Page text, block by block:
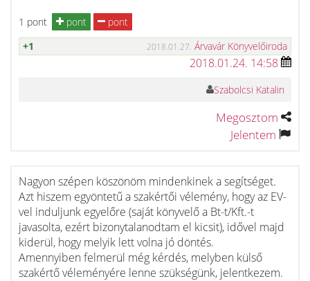
1 pont pont
pont
+1
2018.01.27. Árvavár Könyvelőiroda
2018.01.24. 14:58
Szabolcsi Katalin
Megosztom
Jelentem
Nagyon szépen köszönöm mindenkinek a segítséget.
Azt hiszem egyöntetű a szakértői vélemény, hogy az EV-
vel induljunk egyelőre (saját könyvelő a Bt-t/Kft.-t
javasolta, ezért bizonytalanodtam el kicsit), idővel majd
kiderül, hogy melyik lett volna jó döntés.
Amennyiben felmerül még kérdés, melyben külső
szakértő véleményére lenne szükségünk, jelentkezem.